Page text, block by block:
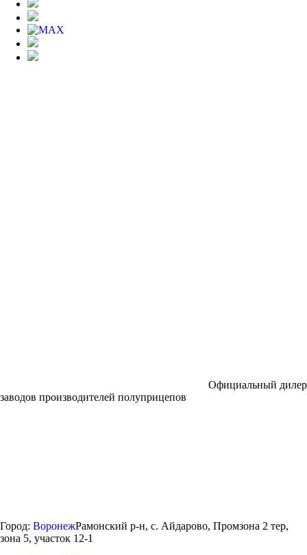
Официальный дилер
заводов производителей полуприцепов
Город: ВоронежРамонский р-н, с. Айдарово, Промзона 2 тер,
зона 5, участок 12-1